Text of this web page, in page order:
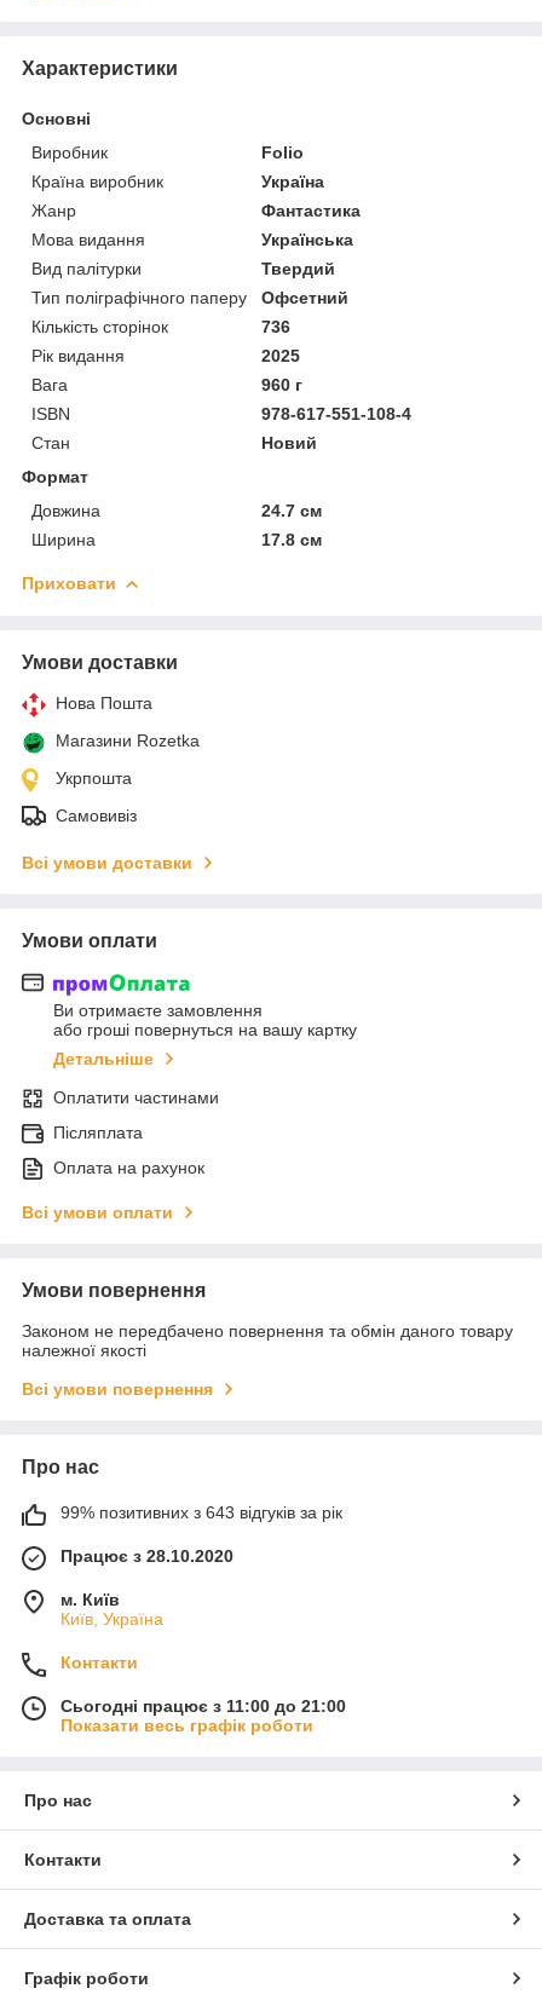
Характеристики
Основні
Виробник
Folio
Країна виробник
Україна
Жанр
Фантастика
Мова видання
Українська
Вид палітурки
Твердий
Тип поліграфічного паперу
Офсетний
Кількість сторінок
736
Рік видання
2025
Вага
960 г
ISBN
978-617-551-108-4
Стан
Новий
Формат
Довжина
24.7 см
Ширина
17.8 см
Приховати
Умови доставки
Нова Пошта
Магазини Rozetka
Укрпошта
Самовивіз
Всі умови доставки
Умови оплати
Ви отримаєте замовлення
або гроші повернуться на вашу картку
Детальніше
Оплатити частинами
Післяплата
Оплата на рахунок
Всі умови оплати
Умови повернення
Законом не передбачено повернення та обмін даного товару
належної якості
Всі умови повернення
Про нас
99% позитивних з 643 відгуків за рік
Працює з 28.10.2020
м. Київ
Київ, Україна
Контакти
Сьогодні працює з 11:00 до 21:00
Показати весь графік роботи
Про нас
Контакти
Доставка та оплата
Графік роботи